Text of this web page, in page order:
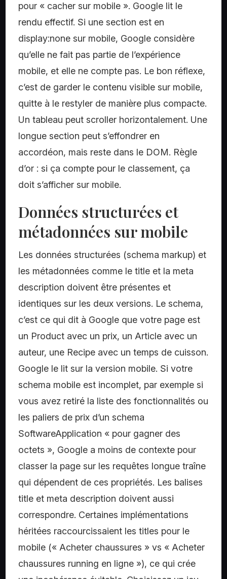
pour « cacher sur mobile ». Google lit le
rendu effectif. Si une section est en
display:none sur mobile, Google considère
qu’elle ne fait pas partie de l’expérience
mobile, et elle ne compte pas. Le bon réflexe,
c’est de garder le contenu visible sur mobile,
quitte à le restyler de manière plus compacte.
Un tableau peut scroller horizontalement. Une
longue section peut s’effondrer en
accordéon, mais reste dans le DOM. Règle
d’or : si ça compte pour le classement, ça
doit s’afficher sur mobile.
Données structurées et
métadonnées sur mobile
Les données structurées (schema markup) et
les métadonnées comme le title et la meta
description doivent être présentes et
identiques sur les deux versions. Le schema,
c’est ce qui dit à Google que votre page est
un Product avec un prix, un Article avec un
auteur, une Recipe avec un temps de cuisson.
Google le lit sur la version mobile. Si votre
schema mobile est incomplet, par exemple si
vous avez retiré la liste des fonctionnalités ou
les paliers de prix d’un schema
SoftwareApplication « pour gagner des
octets », Google a moins de contexte pour
classer la page sur les requêtes longue traîne
qui dépendent de ces propriétés. Les balises
title et meta description doivent aussi
correspondre. Certaines implémentations
héritées raccourcissaient les titles pour le
mobile (« Acheter chaussures » vs « Acheter
chaussures running en ligne »), ce qui crée